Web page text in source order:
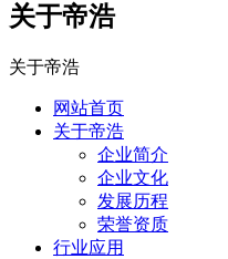
关于帝浩
关于帝浩
网站首页
关于帝浩
企业简介
企业文化
发展历程
荣誉资质
行业应用